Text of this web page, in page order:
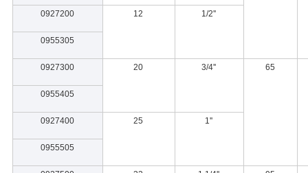
0927200 12 1/2''
0955305
0927300 20 3/4'' 65
0955405
0927400 25 1''
0955505